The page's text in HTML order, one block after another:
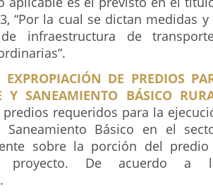
“Por la cual se dictan medidas
infraestructura de
DE PREDIOS
Y SANEAMIENTO BÁSICO
requeridos para la
Saneamiento Básico en el
sobre la porción del
proyecto. De acuerdo a